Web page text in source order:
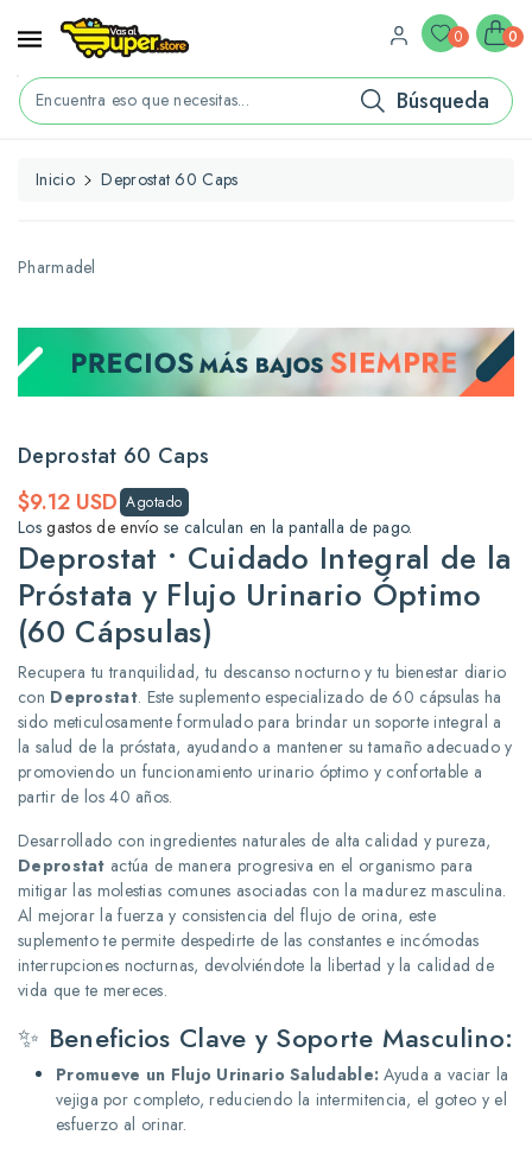
Encuentra eso que necesitas... Búsqueda
0 0
Inicio Deprostat 60 Caps
Pharmadel
Deprostat 60 Caps
Precio
habitual
$9.12 USD Agotado
Losgastos de envío se calculan en la pantalla de pago.
Deprostat • Cuidado Integral de la
Próstata y Flujo Urinario Óptimo
(60 Cápsulas)
Recupera tu tranquilidad, tu descanso nocturno y tu bienestar diario
con Deprostat. Este suplemento especializado de 60 cápsulas ha
sido meticulosamente formulado para brindar un soporte integral a
la salud de la próstata, ayudando a mantener su tamaño adecuado y
promoviendo un funcionamiento urinario óptimo y confortable a
partir de los 40 años.
Desarrollado con ingredientes naturales de alta calidad y pureza,
Deprostat actúa de manera progresiva en el organismo para
mitigar las molestias comunes asociadas con la madurez masculina.
Al mejorar la fuerza y consistencia del flujo de orina, este
suplemento te permite despedirte de las constantes e incómodas
interrupciones nocturnas, devolviéndote la libertad y la calidad de
vida que te mereces.
✨ Beneficios Clave y Soporte Masculino:
Promueve un Flujo Urinario Saludable: Ayuda a vaciar la
vejiga por completo, reduciendo la intermitencia, el goteo y el
esfuerzo al orinar.